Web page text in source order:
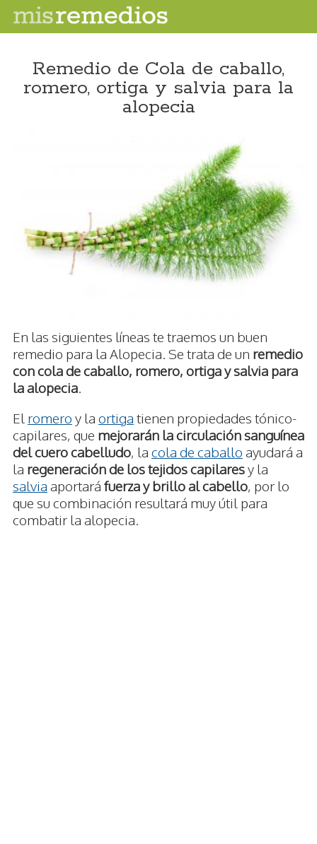
Remedio de Cola de caballo,
romero, ortiga y salvia para la
alopecia
En las siguientes líneas te traemos un buen
remedio para la Alopecia. Se trata de un remedio
con cola de caballo, romero, ortiga y salvia para
la alopecia
El romero y la ortiga tienen propiedades tónico-
capilares, que mejorarán la circulación sanguínea
del cuero cabelludo, la cola de caballo ayudará a
la regeneración de los tejidos capilaresy la
salvia aportará fuerza y brillo al cabello, por lo
que su combinación resultará muy útil para
combatir la alopecia.